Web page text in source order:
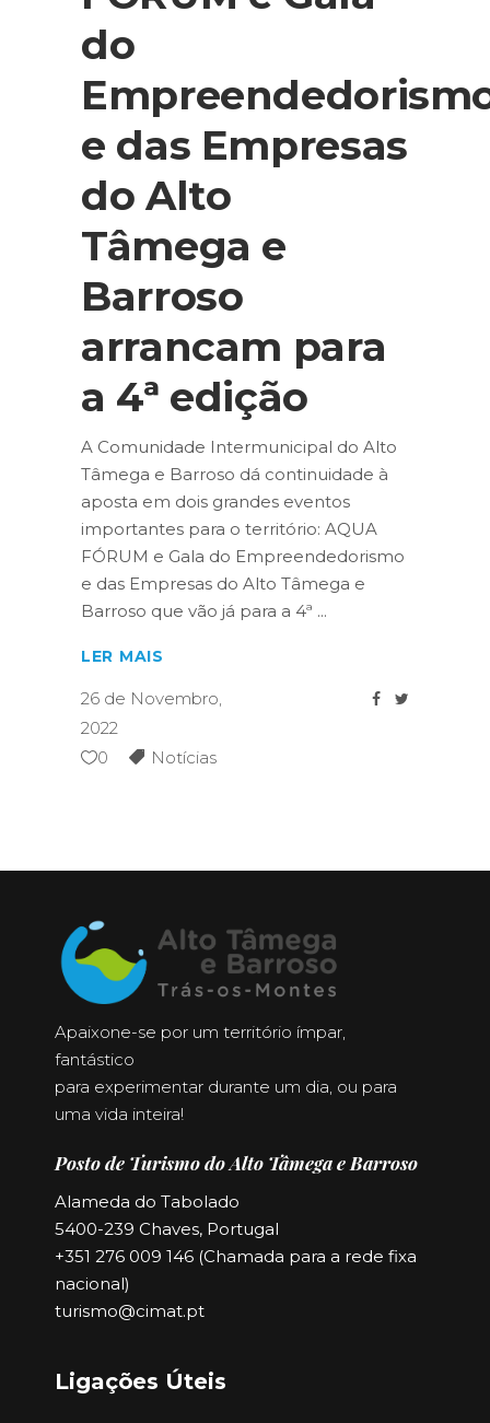
do
e das Empresas
do Alto
Tâmega e
Barroso
arrancam para
a 4ª edição
A Comunidade Intermunicipal do Alto
Tâmega e Barroso dá continuidade à
aposta em dois grandes eventos
importantes para o território: AQUA
FÓRUM e Gala do Empreendedorismo
e das Empresas do Alto Tâmega e
Barroso que vão já para a 4ª
LER MAIS
26 de Novembro,
2022
0
Notícias
Apaixone-se por um território ímpar,
fantástico
para experimentar durante um dia, ou para
uma vida inteira!
Posto de Turismo do Alto Tâmega e Barroso
Alameda do Tabolado
5400-239 Chaves, Portugal
+351 276 009 146 (Chamada para a rede fixa
nacional)
turismo@cimat.pt
Ligações Úteis